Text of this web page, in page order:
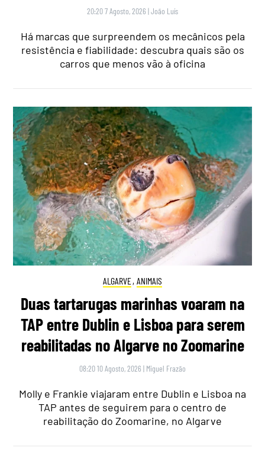
20:20 7 Agosto, 2026 |João Luís
Há marcas que surpreendem os mecânicos pela
resistência e fiabilidade: descubra quais são os
carros que menos vão à oficina
ALGARVE, ANIMAIS
Duas tartarugas marinhas voaram na
TAP entre Dublin e Lisboa para serem
reabilitadas no Algarve no Zoomarine
08:20 10 Agosto, 2026 | Miguel Frazão
Molly e Frankie viajaram entre Dublin e Lisboa na
TAP antes de seguirem para o centro de
reabilitação do Zoomarine, no Algarve